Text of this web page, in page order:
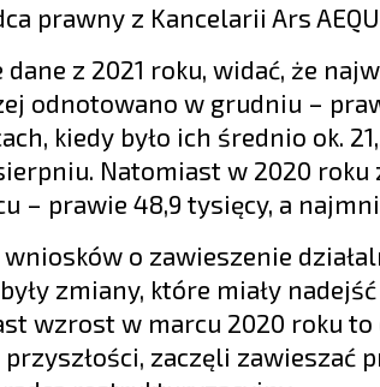
prawny z Kancelarii Ars
dane z 2021 roku, widać, że
odnotowano w grudniu –
kiedy było ich średnio ok.
Natomiast w 2020
– prawie 48,9 tysięcy, a
o zawieszenie
zmiany, które miały
wzrost w marcu 2020 roku
zaczęli zawieszać